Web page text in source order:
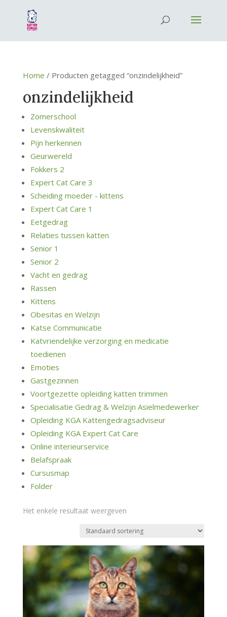
Home / Producten getagged “onzindelijkheid”
onzindelijkheid
Zomerschool
Levenskwaliteit
Pijn herkennen
Geurwereld
Fokkers 2
Expert Cat Care 3
Scheiding moeder - kittens
Expert Cat Care 1
Eetgedrag
Relaties tussen katten
Senior 1
Senior 2
Vacht en gedrag
Rassen
Kittens
Obesitas en Welzijn
Katse Communicatie
Katvriendelijke verzorging en medicatie
toedienen
Emoties
Gastgezinnen
Voortgezette opleiding katten trimmen
Specialisatie Gedrag & Welzijn Asielmedewerker
Opleiding KGA Kattengedragsadviseur
Opleiding KGA Expert Cat Care
Online interieurservice
Belafspraak
Cursusmap
Folder
Het enkele resultaat weergeven